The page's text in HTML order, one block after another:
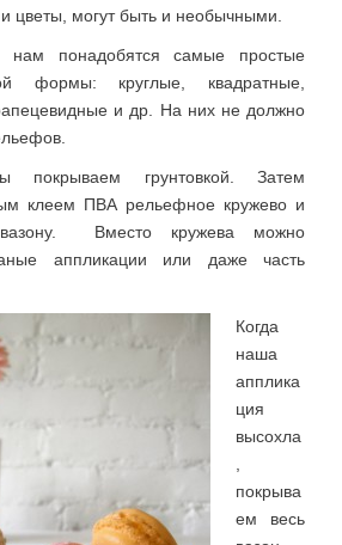
цветы, могут быть и необычными.
нам понадобятся самые простые
формы: круглые, квадратные,
и др. На них не должно
покрываем грунтовкой. Затем
клеем ПВА рельефное кружево и
Вместо кружева можно
аппликации или даже часть
Когда
наша
апплика
ция
высохла
покрыва
ем весь